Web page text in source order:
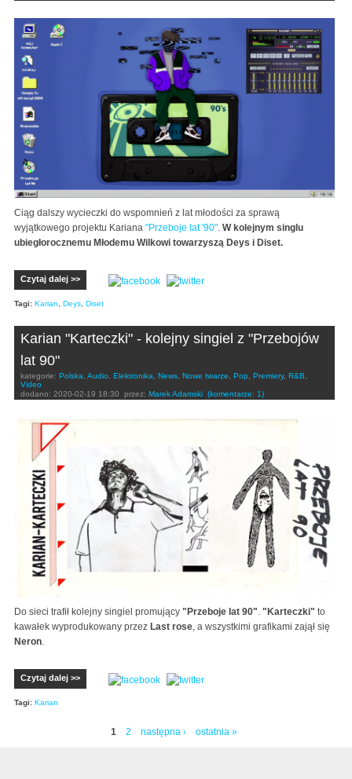
Ciąg dalszy wycieczki do wspomnień z lat młodości za sprawą
wyjątkowego projektu Kariana "Przeboje lat '90". W kolejnym singlu
ubiegłorocznemu Młodemu Wilkowi towarzyszą Deys i Diset.
Czytaj dalej >>
Tagi: Karian, Deys, Diset
Karian "Karteczki" - kolejny singiel z "Przebojów
lat 90"
kategorie: Polska, Audio, Elektronika, News, Nowe twarze, Pop, Premiery, R&B,
Video
dodano: 2020-02-19 18:30 przez: Marek Adamski (komentarze: 1)
Do sieci trafił kolejny singiel promujący "Przeboje lat 90". "Karteczki" to
kawałek wyprodukowany przez Last rose, a wszystkimi grafikami zajął się
Neron.
Czytaj dalej >>
Tagi: Karian
1 2 następna › ostatnia »